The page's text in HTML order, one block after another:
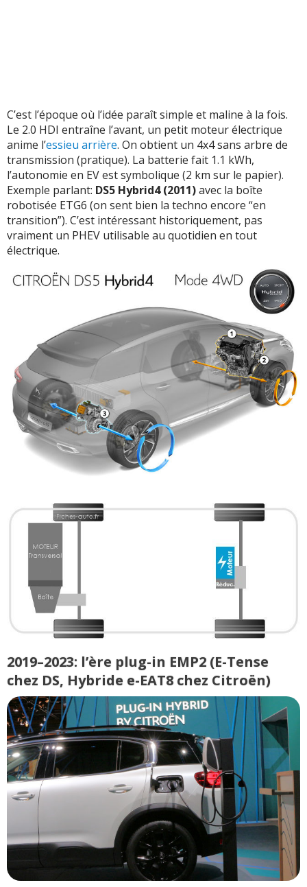
C’est l’époque où l’idée paraît simple et maline à la fois.
Le 2.0 HDI entraîne l’avant, un petit moteur électrique
anime l’essieu arrière. On obtient un 4x4 sans arbre de
transmission (pratique). La batterie fait 1.1 kWh,
l’autonomie en EV est symbolique (2 km sur le papier).
Exemple parlant: DS5 Hybrid4 (2011)avec la boîte
robotisée ETG6 (on sent bien la techno encore “en
transition”). C’est intéressant historiquement, pas
vraiment un PHEV utilisable au quotidien en tout
électrique.
2019–2023: l’ère plug-in EMP2 (E-Tense
chez DS, Hybride e-EAT8 chez Citroën)